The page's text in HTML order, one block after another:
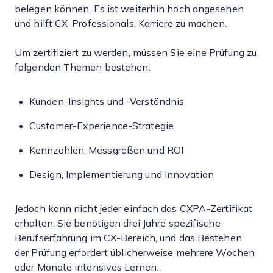
belegen können. Es ist weiterhin hoch angesehen
und hilft CX-Professionals, Karriere zu machen.
Um zertifiziert zu werden, müssen Sie eine Prüfung zu
folgenden Themen bestehen:
Kunden-Insights und -Verständnis
Customer-Experience-Strategie
Kennzahlen, Messgrößen und ROI
Design, Implementierung und Innovation
Jedoch kann nicht jeder einfach das CXPA-Zertifikat
erhalten. Sie benötigen drei Jahre spezifische
Berufserfahrung im CX-Bereich, und das Bestehen
der Prüfung erfordert üblicherweise mehrere Wochen
oder Monate intensives Lernen.